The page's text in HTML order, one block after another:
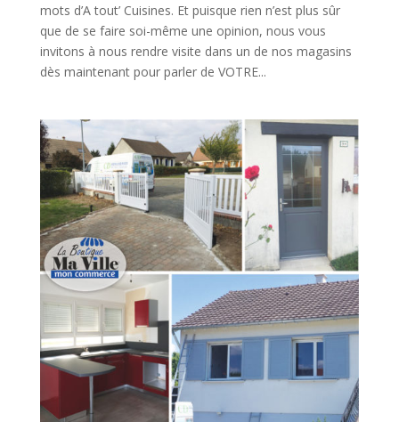
mots d’A tout’ Cuisines. Et puisque rien n’est plus sûr
que de se faire soi-même une opinion, nous vous
invitons à nous rendre visite dans un de nos magasins
dès maintenant pour parler de VOTRE...